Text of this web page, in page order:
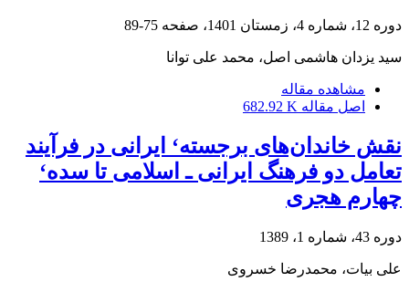
دوره 12، شماره 4، زمستان 1401، صفحه 75-89
سید یزدان هاشمی اصل، محمد علی توانا
مشاهده مقاله
اصل مقاله 682.92 K
نقش خاندان‌های برجست‍ه‘‌ ایرانی در فرآیند
تعامل دو فرهنگ ایرانی ـ اسلامی تا سده‘‌
چهارم هجری
دوره 43، شماره 1، 1389
علی بیات، محمدرضا خسروی